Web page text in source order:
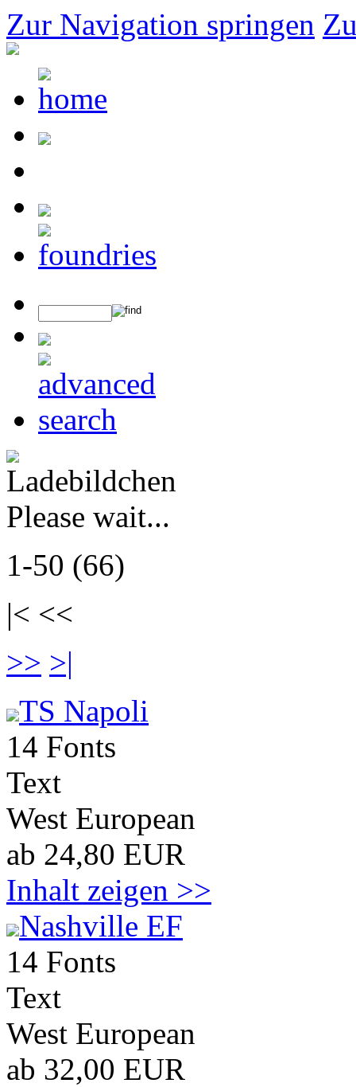
Zur Navigation springen
Please wait...
1-50 (66)
|< <<
>> >|
TS Napoli
14 Fonts
Text
West European
ab 24,80 EUR
Inhalt zeigen >>
Nashville EF
14 Fonts
Text
West European
ab 32,00 EUR